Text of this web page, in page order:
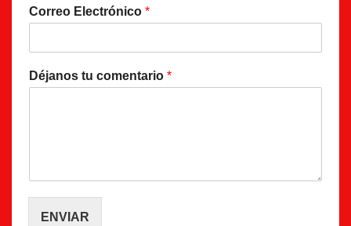
Correo Electrónico *
Déjanos tu comentario *
ENVIAR